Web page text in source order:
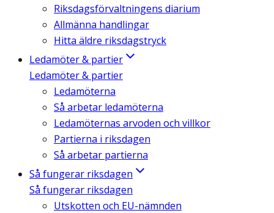
Riksdagsförvaltningens diarium
Allmänna handlingar
Hitta äldre riksdagstryck
Ledamöter & partier
Ledamöter & partier
Ledamöterna
Så arbetar ledamöterna
Ledamöternas arvoden och villkor
Partierna i riksdagen
Så arbetar partierna
Så fungerar riksdagen
Så fungerar riksdagen
Utskotten och EU-nämnden